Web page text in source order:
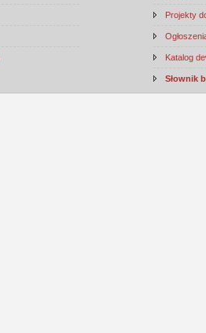
Projekty
Katalog
Słownik